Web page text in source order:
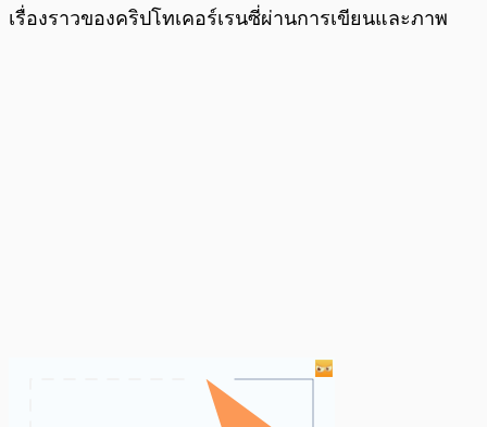
เรื่องราวของคริปโทเคอร์เรนซี่ผ่านการเขียนและภาพ